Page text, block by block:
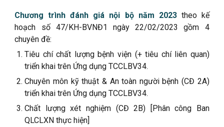
Chương trình đánh giá nội bộ năm 2023theo kế
hoạch số 47/KH-BVNĐ1 ngày 22/02/2023 gồm 4
chuyên đề:
Tiêu chí chất lượng bệnh viện (+ tiêu chí liên quan)
triển khai trên Ứng dụng TCCLBV34.
Chuyên môn kỹ thuật & An toàn người bệnh (CĐ 2A)
triển khai trên Ứng dụng TCCLBV34.
Chất lượng xét nghiệm (CĐ 2B) [Phân công Ban
QLCLXN thực hiện]